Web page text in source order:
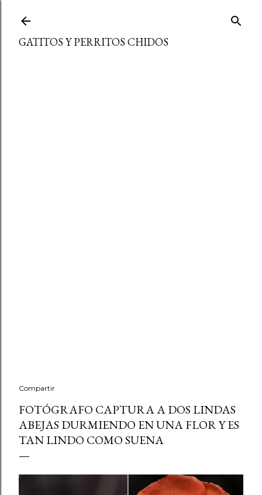
GATITOS Y PERRITOS CHIDOS
Compartir
FOTÓGRAFO CAPTURA A DOS LINDAS
ABEJAS DURMIENDO EN UNA FLOR Y ES
TAN LINDO COMO SUENA